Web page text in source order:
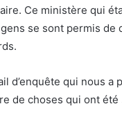
Ce ministère qui
se sont permis
d’enquête qui nous
de choses qui ont été